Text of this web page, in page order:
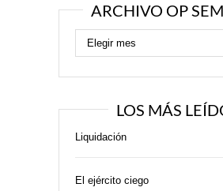
ARCHIVO OP
LOS MÁS
Liquidación
El ejército ciego